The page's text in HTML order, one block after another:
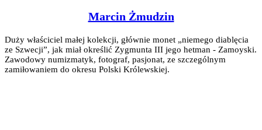
Marcin Żmudzin
Duży właściciel małej kolekcji, głównie monet „niemego diablęcia
ze Szwecji”, jak miał określić Zygmunta III jego hetman - Zamoyski.
Zawodowy numizmatyk, fotograf, pasjonat, ze szczególnym
zamiłowaniem do okresu Polski Królewskiej.